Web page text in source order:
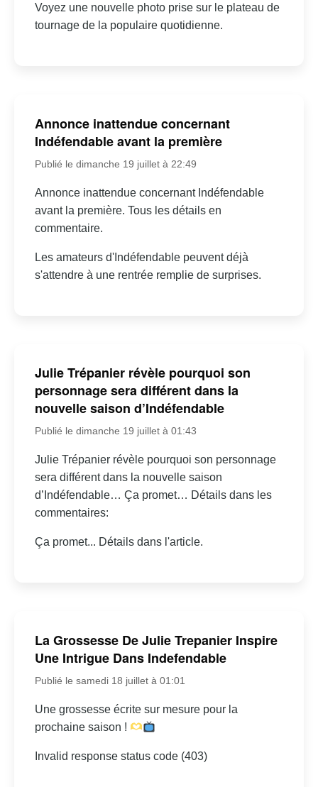
Voyez une nouvelle photo prise sur le plateau de
tournage de la populaire quotidienne.
Annonce inattendue concernant
Indéfendable avant la première
Publié le dimanche 19 juillet à 22:49
Annonce inattendue concernant Indéfendable
avant la première. Tous les détails en
commentaire.
Les amateurs d'Indéfendable peuvent déjà
s'attendre à une rentrée remplie de surprises.
Julie Trépanier révèle pourquoi son
personnage sera différent dans la
nouvelle saison d’Indéfendable
Publié le dimanche 19 juillet à 01:43
Julie Trépanier révèle pourquoi son personnage
sera différent dans la nouvelle saison
d’Indéfendable… Ça promet… Détails dans les
commentaires:
Ça promet... Détails dans l'article.
La Grossesse De Julie Trepanier Inspire
Une Intrigue Dans Indefendable
Publié le samedi 18 juillet à 01:01
Une grossesse écrite sur mesure pour la
prochaine saison !
Invalid response status code (403)